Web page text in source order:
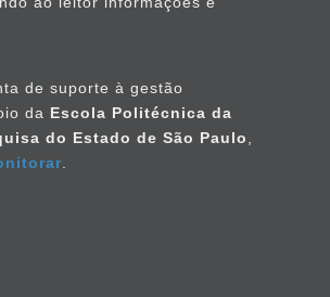
de suporte à gestão
da Escola Politécnica da
do Estado de São Paulo